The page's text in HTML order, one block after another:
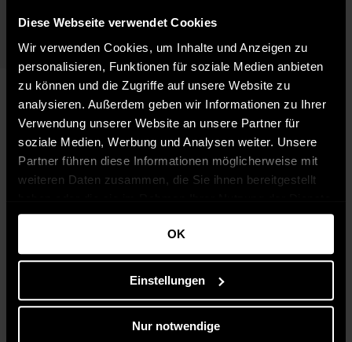
Diese Webseite verwendet Cookies
Wir verwenden Cookies, um Inhalte und Anzeigen zu
personalisieren, Funktionen für soziale Medien anbieten
zu können und die Zugriffe auf unsere Website zu
analysieren. Außerdem geben wir Informationen zu Ihrer
Verwendung unserer Website an unsere Partner für
soziale Medien, Werbung und Analysen weiter. Unsere
Partner führen diese Informationen möglicherweise mit
weiteren Daten zusammen, die Sie ihnen bereitgestellt
gesammelt haben.
OK
Einstellungen
Nur notwendige
Verfügbar in:
Vero Moda
Damen Lederjacke Elvira in
schwarz
169,95 €
Seite1 von
Damen Kurzjacken – Fashion-Items für
individuelle Outfits